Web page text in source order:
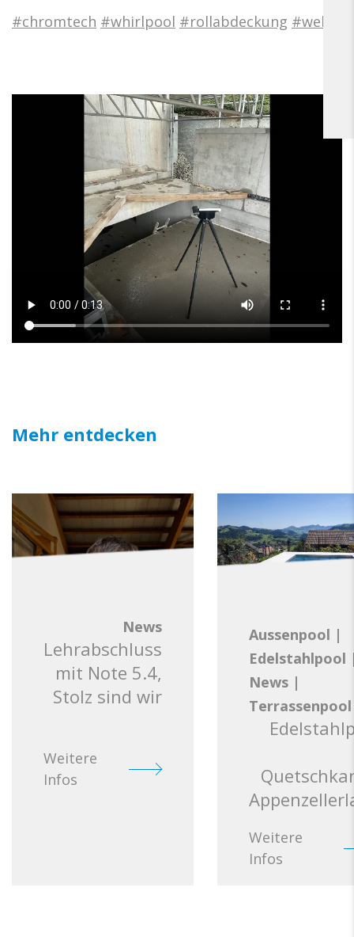
#chromtech #whirlpool #rollabdeckung #wellnes
Mehr entdecken
News
Lehrabschluss
mit Note 5.4,
Stolz sind wir
Weitere
Infos
Aussenpool |
Edelstahlpool
News |
Terrassenpool
Weitere
Infos